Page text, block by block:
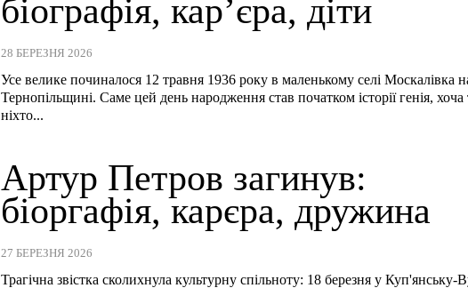
біографія, кар’єра, діти
28 БЕРЕЗНЯ 2026
Усе велике починалося 12 травня 1936 року в маленькому селі Москалівка
Тернопільщині. Саме цей день народження став початком історії генія, хоча
ніхто...
Артур Петров загинув:
біоргафія, карєра, дружина
27 БЕРЕЗНЯ 2026
Трагічна звістка сколихнула культурну спільноту: 18 березня у Куп'янську-